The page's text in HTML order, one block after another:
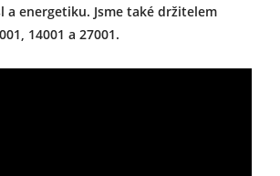
a energetiku. Jsme také držitelem
14001 a 27001.